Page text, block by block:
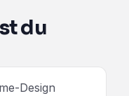
du
Design